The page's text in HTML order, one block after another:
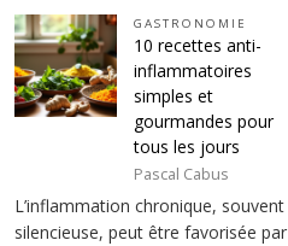
GASTRONOMIE
10 recettes anti-
inflammatoires
simples et
gourmandes pour
tous les jours
Pascal Cabus
L’inflammation chronique, souvent
silencieuse, peut être favorisée par